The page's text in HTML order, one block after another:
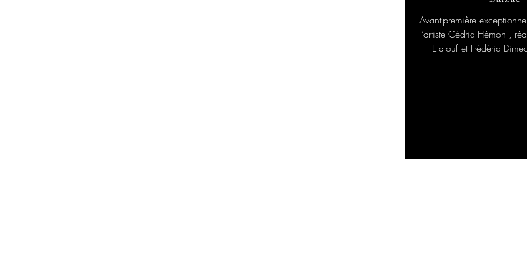
Avant-première
l’artiste Cédric Hémon ,
Elalouf et Frédéric Dimeo , projeté sur